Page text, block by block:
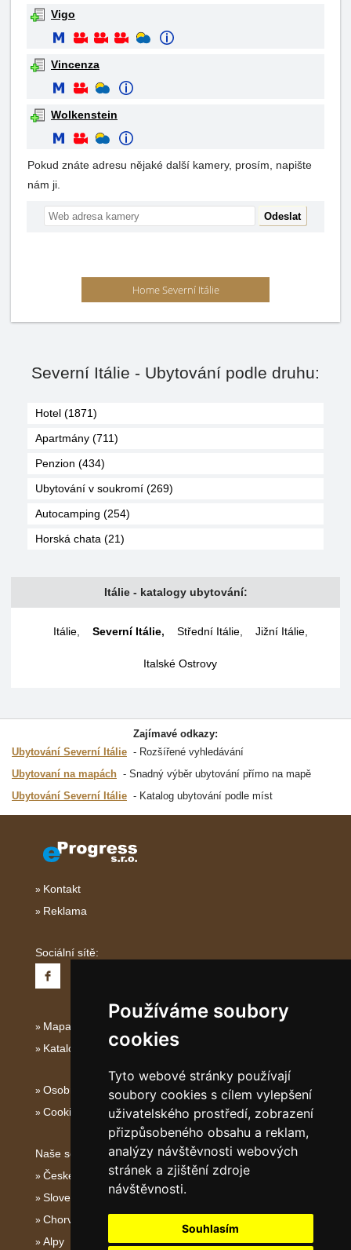
Používáme soubory
cookies
Tyto webové stránky používají
soubory cookies s cílem vylepšení
uživatelského prostředí, zobrazení
přizpůsobeného obsahu a reklam,
analýzy návštěvnosti webových
stránek a zjištění zdroje
návštěvnosti.
Souhlasím
Vigo
Vincenza
Wolkenstein
Pokud znáte adresu nějaké další kamery, prosím, napište
nám ji.
Home Severní Itálie
Severní Itálie - Ubytování podle druhu:
Hotel (1871)
Apartmány (711)
Penzion (434)
Ubytování v soukromí (269)
Autocamping (254)
Horská chata (21)
Itálie - katalogy ubytování:
Itálie, Severní Itálie, Střední Itálie, Jižní Itálie,
Italské Ostrovy
Zajímavé odkazy:
Ubytování Severní Itálie
Rozšířené vyhledávání
Ubytovaní na mapách
Snadný výběr ubytování přímo na mapě
Ubytování Severní Itálie
Katalog ubytování podle míst
Kontakt
Reklama
Sociální sítě:
Mapa serveru Severní Itálie
Katalog ubytování
Osobní údaje
Cookies
Naše servery:
České hory
Slovenské hory
Chorvatsko
Alpy